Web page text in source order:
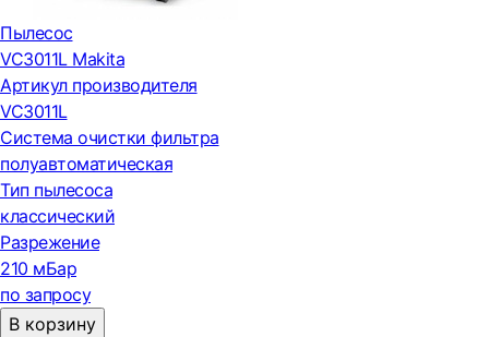
Пылесос
VC3011L Makita
Артикул производителя
VC3011L
Система очистки фильтра
полуавтоматическая
Тип пылесоса
классический
Разрежение
210 мБар
по запросу
В корзину